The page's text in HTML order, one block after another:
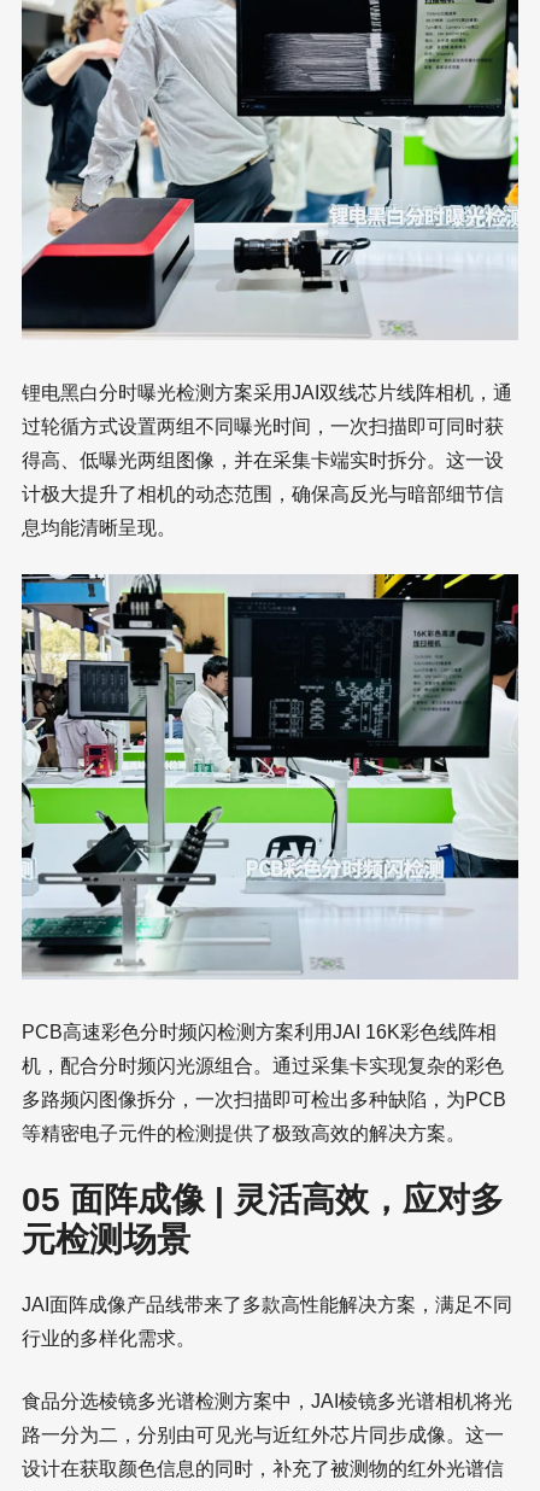
锂电黑白分时曝光检测方案采用JAI双线芯片线阵相机，通
过轮循方式设置两组不同曝光时间，一次扫描即可同时获
得高、低曝光两组图像，并在采集卡端实时拆分。这一设
计极大提升了相机的动态范围，确保高反光与暗部细节信
息均能清晰呈现。
PCB高速彩色分时频闪检测方案利用JAI 16K彩色线阵相
机，配合分时频闪光源组合。通过采集卡实现复杂的彩色
多路频闪图像拆分，一次扫描即可检出多种缺陷，为PCB
等精密电子元件的检测提供了极致高效的解决方案。
05 面阵成像 | 灵活高效，应对多
元检测场景
JAI面阵成像产品线带来了多款高性能解决方案，满足不同
行业的多样化需求。
食品分选棱镜多光谱检测方案中，JAI棱镜多光谱相机将光
路一分为二，分别由可见光与近红外芯片同步成像。这一
设计在获取颜色信息的同时，补充了被测物的红外光谱信